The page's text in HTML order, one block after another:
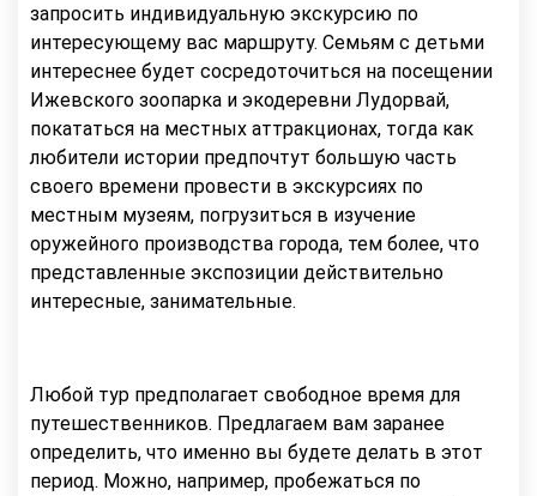
запросить индивидуальную экскурсию по
интересующему вас маршруту. Семьям с детьми
интереснее будет сосредоточиться на посещении
Ижевского зоопарка и экодеревни Лудорвай,
покататься на местных аттракционах, тогда как
любители истории предпочтут большую часть
своего времени провести в экскурсиях по
местным музеям, погрузиться в изучение
оружейного производства города, тем более, что
представленные экспозиции действительно
интересные, занимательные.
Любой тур предполагает свободное время для
путешественников. Предлагаем вам заранее
определить, что именно вы будете делать в этот
период. Можно, например, пробежаться по